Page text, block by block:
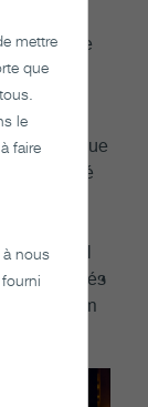
de
jeunes
point de vue
collectivité
qui
La SGDN
des aînés
au nom
mettre
que
le
faire
à nous